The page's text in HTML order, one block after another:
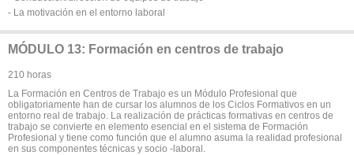
- La motivación en el entorno laboral
MÓDULO 13: Formación en centros de trabajo
210 horas
La Formación en Centros de Trabajo es un Módulo Profesional que
obligatoriamente han de cursar los alumnos de los Ciclos Formativos en un
entorno real de trabajo. La realización de prácticas formativas en centros de
trabajo se convierte en elemento esencial en el sistema de Formación
Profesional y tiene como función que el alumno asuma la realidad profesional
en sus componentes técnicas y socio -laboral.